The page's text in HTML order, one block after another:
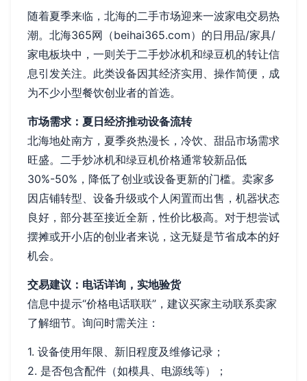
随着夏季来临，北海的二手市场迎来一波家电交易热
潮。北海365网（beihai365.com）的日用品/家具/
家电板块中，一则关于二手炒冰机和绿豆机的转让信
息引发关注。此类设备因其经济实用、操作简便，成
为不少小型餐饮创业者的首选。
市场需求：夏日经济推动设备流转
北海地处南方，夏季炎热漫长，冷饮、甜品市场需求
旺盛。二手炒冰机和绿豆机价格通常较新品低
30%-50%，降低了创业或设备更新的门槛。卖家多
因店铺转型、设备升级或个人闲置而出售，机器状态
良好，部分甚至接近全新，性价比极高。对于想尝试
摆摊或开小店的创业者来说，这无疑是节省成本的好
机会。
交易建议：电话详询，实地验货
信息中提示“价格电话联联”，建议买家主动联系卖家
了解细节。询问时需关注：
1. 设备使用年限、新旧程度及维修记录；
2. 是否包含配件（如模具、电源线等）；